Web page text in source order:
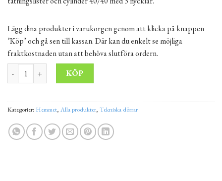
Lägg dina produkter i varukorgen genom att klicka på knappen
’Köp’ och gå sen till kassan. Där kan du enkelt se möjliga
fraktkostnaden utan att behöva slutföra ordern.
Ytterdörrar av stål Västerås 210x200 cm mängd
KÖP
Kategorier: Hemmet, Alla produkter, Tekniska dörrar